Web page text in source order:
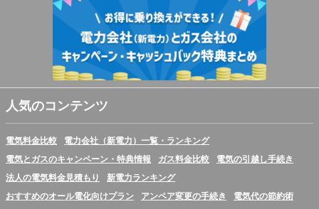
人気のコンテンツ
電気料金比較
電力会社（新電力）一覧・ランキング
電気とガスのキャンペーン・特典情報
ガス料金比較
電気の引越し手続き
法人の電気料金見積もり
新電力ランキング
おすすめのオール電化向けプラン
アンペア変更の手続き
電気代の節約術